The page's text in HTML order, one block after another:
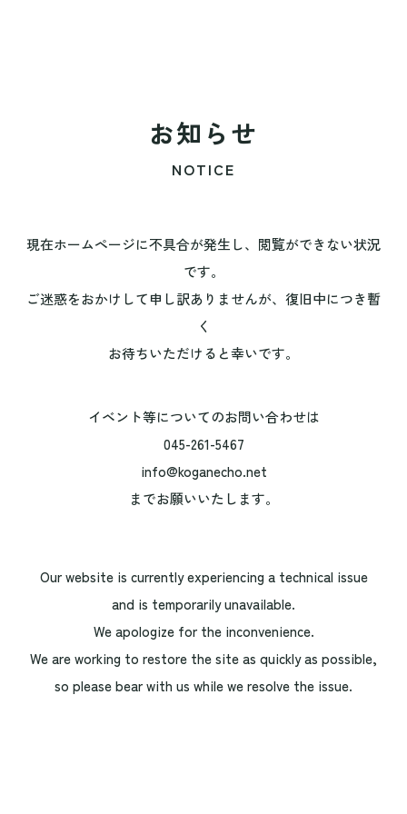
お知らせ
NOTICE
現在ホームページに不具合が発生し、閲覧ができない状況
です。
ご迷惑をおかけして申し訳ありませんが、復旧中につき暫
く
お待ちいただけると幸いです。
イベント等についてのお問い合わせは
045-261-5467
info@koganecho.net
までお願いいたします。
Our website is currently experiencing a technical issue
and is temporarily unavailable.
We apologize for the inconvenience.
We are working to restore the site as quickly as possible,
so please bear with us while we resolve the issue.